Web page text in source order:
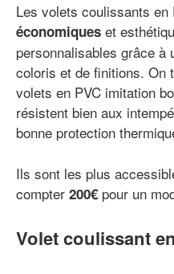
Les volets coulissants en
économiques et
personnalisables grâce à
coloris et de finitions. On
volets en PVC imitation
résistent bien aux
bonne protection
Ils sont les plus
compter 200€ pour un
Volet coulissant